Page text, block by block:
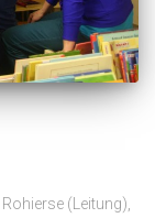
(Leitung),